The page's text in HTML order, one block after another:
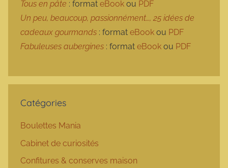
Tous en pâte : format eBook ou PDF
Un peu, beaucoup, passionnément…, 25 idées de
cadeaux gourmands : format eBook ou PDF
Fabuleuses aubergines : format eBook ou PDF
Catégories
Boulettes Mania
Cabinet de curiosités
Confitures & conserves maison